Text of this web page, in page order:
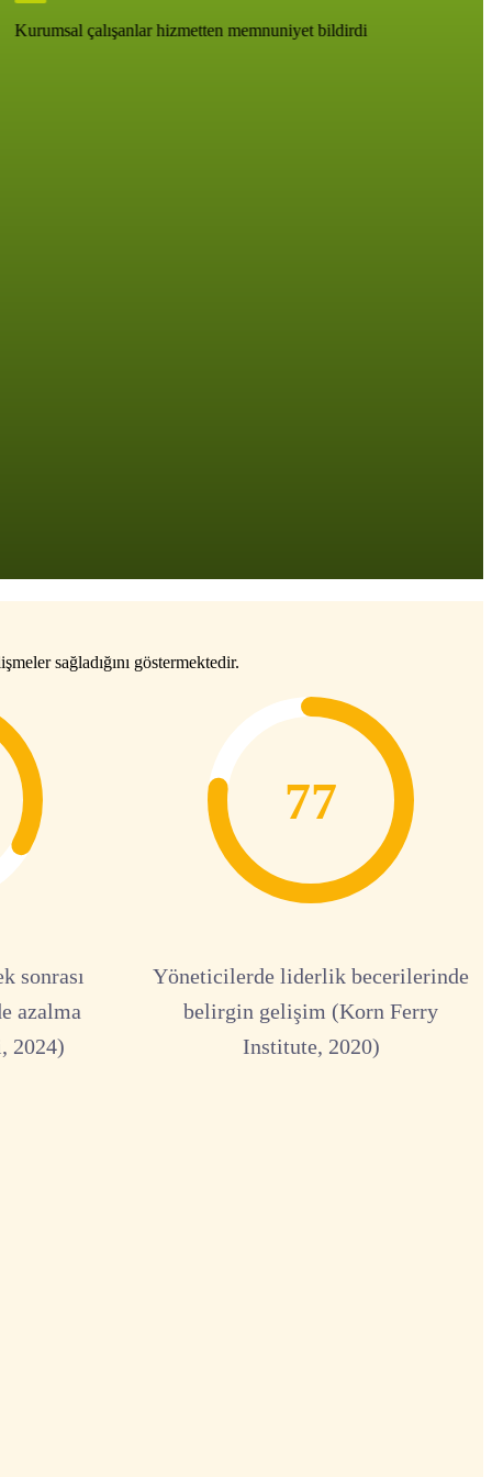
Kurumsal çalışanlar hizmetten memnuniyet bildirdi
sağladığını göstermektedir.
sonrası
azalma
2024)
77
Yöneticilerde liderlik becerilerinde
belirgin gelişim (Korn Ferry
Institute, 2020)